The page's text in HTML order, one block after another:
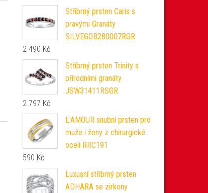
Stříbrný prsten Caris s
pravými Granáty
SILVEGOB280007RGR
2 490 Kč
Stříbrný prsten Trinity s
přírodními granáty
JSW31411RSGR
2 797 Kč
L'AMOUR snubní prsten pro
muže i ženy z chirurgické
oceli RRC191
590 Kč
Luxusní stříbrný prsten
ADHARA se zirkony